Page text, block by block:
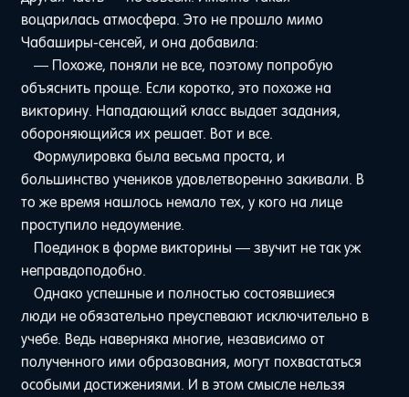
воцарилась атмосфера. Это не прошло мимо
Чабаширы-сенсей, и она добавила:
— Похоже, поняли не все, поэтому попробую
объяснить проще. Если коротко, это похоже на
викторину. Нападающий класс выдает задания,
обороняющийся их решает. Вот и все.
Формулировка была весьма проста, и
большинство учеников удовлетворенно закивали. В
то же время нашлось немало тех, у кого на лице
проступило недоумение.
Поединок в форме викторины — звучит не так уж
неправдоподобно.
Однако успешные и полностью состоявшиеся
люди не обязательно преуспевают исключительно в
учебе. Ведь наверняка многие, независимо от
полученного ими образования, могут похвастаться
особыми достижениями. И в этом смысле нельзя